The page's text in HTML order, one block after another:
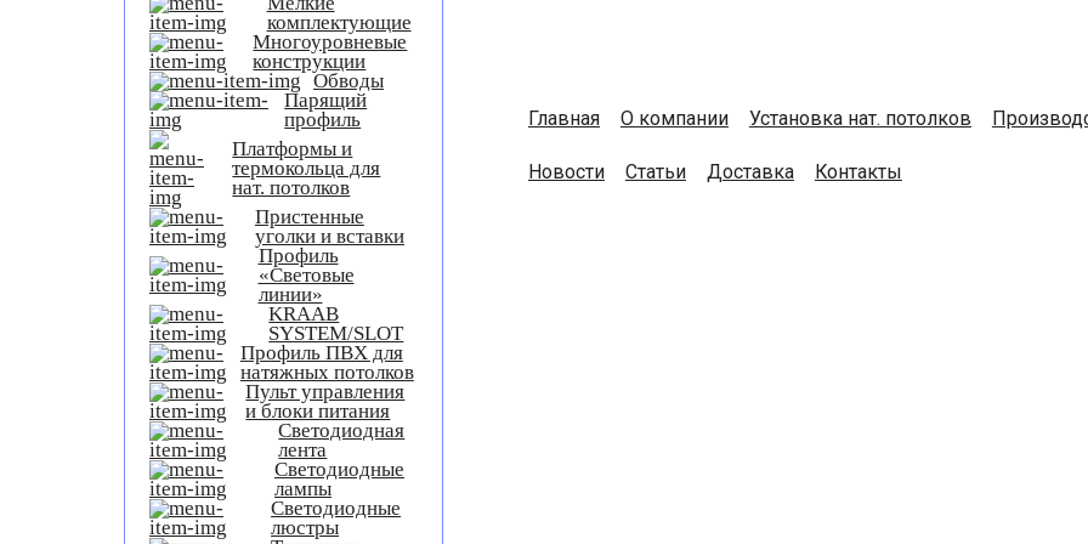
комплектующие
Многоуровневые
конструкции
Обводы
Парящий
профиль
Платформы и
термокольца для
нат. потолков
Пристенные
уголки и вставки
Профиль
«Световые
линии»
KRAAB
SYSTEM/SLOT
Профиль ПВХ для
натяжных потолков
Пульт управления
и блоки питания
Светодиодная
лента
Светодиодные
лампы
Светодиодные
люстры
Главная О компании Установка нат. потолков
Новости Статьи Доставка Контакты